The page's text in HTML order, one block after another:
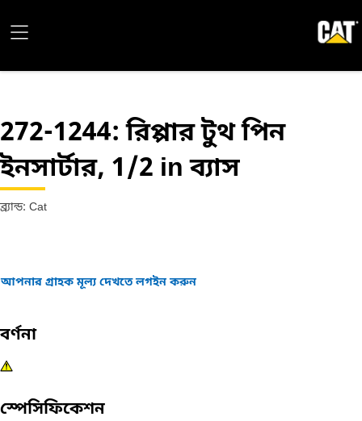
272-1244: রিপ্পার টুথ পিন
ইনসার্টার, 1/2 in ব্যাস
ব্র্যান্ড: Cat
আপনার গ্রাহক মূল্য দেখতে লগইন করুন
বর্ণনা
স্পেসিফিকেশন